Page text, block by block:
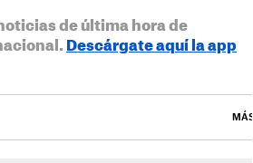
de última hora de
Descárgate aquí la app
MÁS